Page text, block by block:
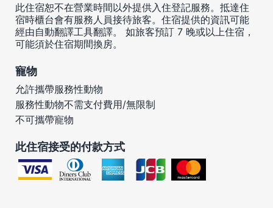
此住宿恕不在營業時間以外提供入住登記服務。抵達住
宿時櫃台會有服務人員接待旅客。住宿提供的資訊可能
經由自動翻譯工具翻譯。 如旅客預訂 7 晚或以上住宿，
可能須於住宿期間換房。
寵物
允許攜帶服務性動物
服務性動物不需支付費用/無限制
不可攜帶寵物
此住宿接受的付款方式